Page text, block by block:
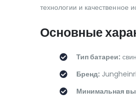
технологии и
Основные
Тип батареи:
Бренд:
Минимальная